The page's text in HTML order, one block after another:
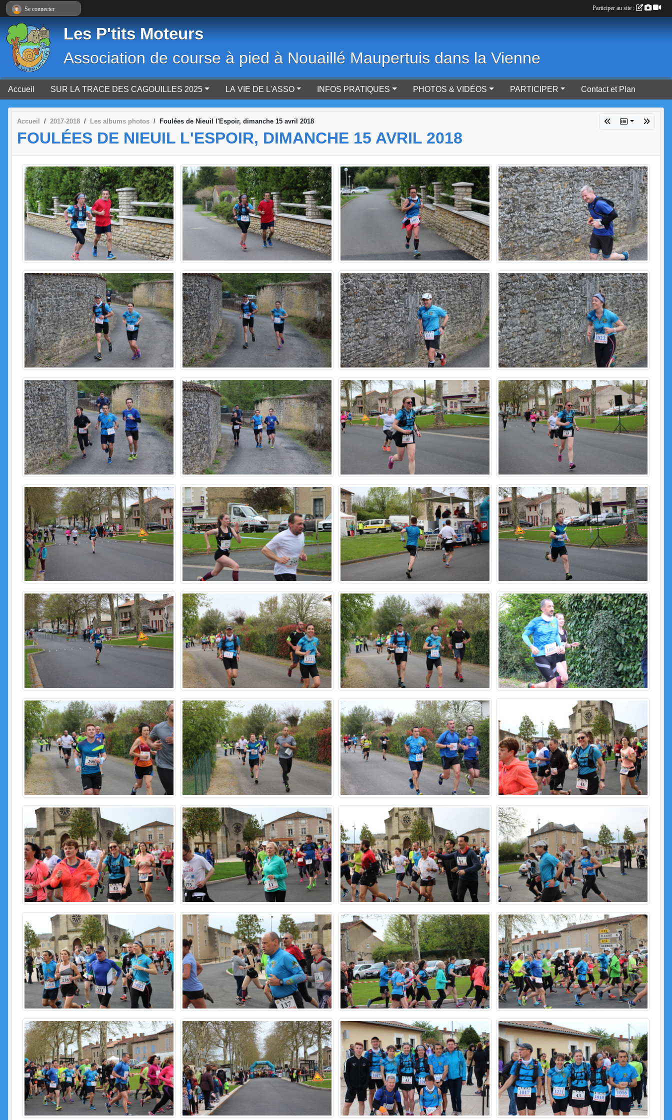
Les P'tits Moteurs
Association de course à pied à Nouaillé Maupertuis dans la Vienne
Accueil SUR LA TRACE DES CAGOUILLES 2025 LA VIE DE L'ASSO INFOS PRATIQUES PHOTOS & VIDÉOS PARTICIPER Contact et Plan
Accueil 2017-2018 Les albums photos Foulées de Nieuil l'Espoir, dimanche 15 avril 2018
FOULÉES DE NIEUIL L'ESPOIR, DIMANCHE 15 AVRIL 2018
Se connecter Participer au site :
Panneau de gestion des cookies